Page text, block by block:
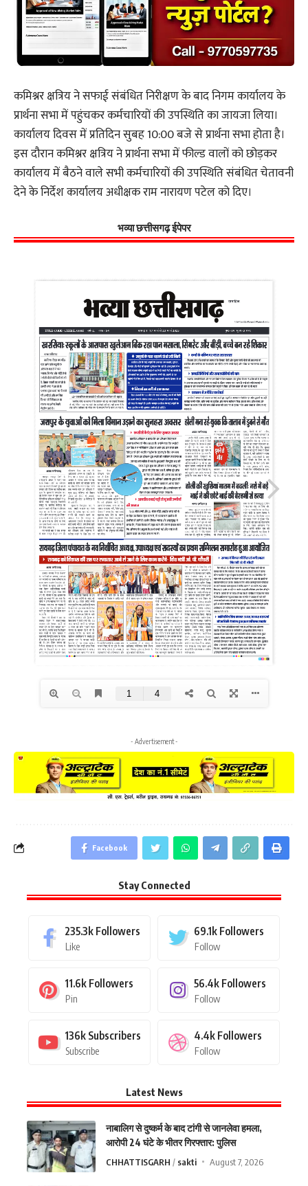
कमिश्नर क्षत्रिय ने सफाई संबंधित निरीक्षण के बाद निगम कार्यालय के
प्रार्थना सभा में पहुंचकर कर्मचारियों की उपस्थिति का जायजा लिया।
कार्यालय दिवस में प्रतिदिन सुबह 10:00 बजे से प्रार्थना सभा होता है।
इस दौरान कमिश्नर क्षत्रिय ने प्रार्थना सभा में फील्ड वालों को छोड़कर
कार्यालय में बैठने वाले सभी कर्मचारियों की उपस्थिति संबंधित चेतावनी
देने के निर्देश कार्यालय अधीक्षक राम नारायण पटेल को दिए।
भव्या छत्तीसगढ़ ईपेपर
- Advertisement -
Facebook
Stay Connected
235.3k Followers
Like
69.1k Followers
Follow
11.6k Followers
Pin
56.4k Followers
Follow
136k Subscribers
Subscribe
4.4k Followers
Follow
Latest News
नाबालिग से दुष्कर्म के बाद टांगी से जानलेवा हमला,
आरोपी 24 घंटे के भीतर गिरफ्तार: पुलिस
CHHATTISGARH sakti August 7, 2026